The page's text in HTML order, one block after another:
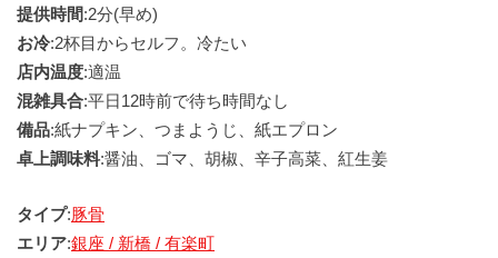
提供時間:2分(早め)
お冷:2杯目からセルフ。冷たい
店内温度:適温
混雑具合:平日12時前で待ち時間なし
備品:紙ナプキン、つまようじ、紙エプロン
卓上調味料:醤油、ゴマ、胡椒、辛子高菜、紅生姜
タイプ:豚骨
エリア:銀座 / 新橋 / 有楽町